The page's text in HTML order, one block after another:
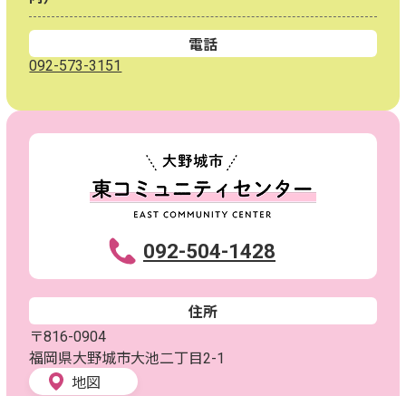
電話
092-573-3151
092-504-1428
住所
〒816-0904
福岡県大野城市大池二丁目2-1
地図